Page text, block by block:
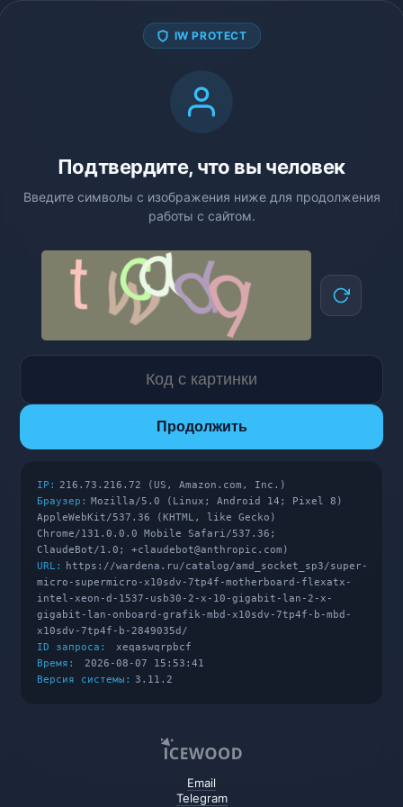
IW PROTECT
Подтвердите, что вы человек
Введите символы с изображения ниже для продолжения
работы с сайтом.
Продолжить
IP: 216.73.216.72 (US, Amazon.com, Inc.)
Браузер: Mozilla/5.0 (Linux; Android 14; Pixel 8)
AppleWebKit/537.36 (KHTML, like Gecko)
Chrome/131.0.0.0 Mobile Safari/537.36;
ClaudeBot/1.0; +claudebot@anthropic.com)
URL:
https://wardena.ru/catalog/amd_socket_sp3/super-
micro-supermicro-x10sdv-7tp4f-motherboard-flexatx-
intel-xeon-d-1537-usb30-2-x-10-gigabit-lan-2-x-
gigabit-lan-onboard-grafik-mbd-x10sdv-7tp4f-b-mbd-
x10sdv-7tp4f-b-2849035d/
ID запроса:
xeqaswqrpbcf
Время:
2026-08-07 15:53:41
Версия системы: 3.11.2
Email
Telegram